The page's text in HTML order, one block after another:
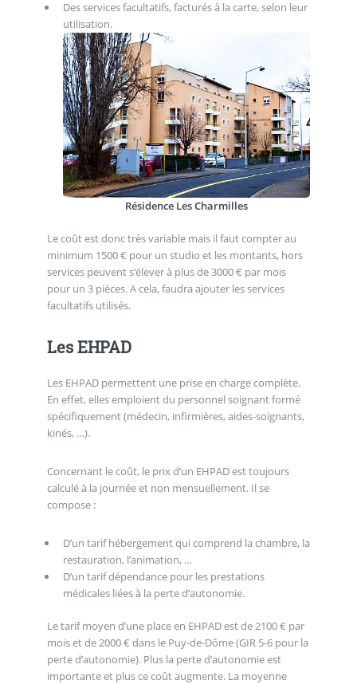
Des services facultatifs, facturés à la carte, selon leur
utilisation.
Résidence Les Charmilles
Le coût est donc très variable mais il faut compter au
minimum 1500 € pour un studio et les montants, hors
services peuvent s’élever à plus de 3000 € par mois
pour un 3 pièces. A cela, faudra ajouter les services
facultatifs utilisés.
Les EHPAD
Les EHPAD permettent une prise en charge complète.
En effet, elles emploient du personnel soignant formé
spécifiquement (médecin, infirmières, aides-soignants,
kinés, …).
Concernant le coût, le prix d’un EHPAD est toujours
calculé à la journée et non mensuellement. Il se
compose :
D’un tarif hébergement qui comprend la chambre, la
restauration, l’animation, …
D’un tarif dépendance pour les prestations
médicales liées à la perte d’autonomie.
Le tarif moyen d’une place en EHPAD est de 2100 € par
mois et de 2000 € dans le Puy-de-Dôme (GIR 5-6 pour la
perte d’autonomie). Plus la perte d’autonomie est
importante et plus ce coût augmente. La moyenne